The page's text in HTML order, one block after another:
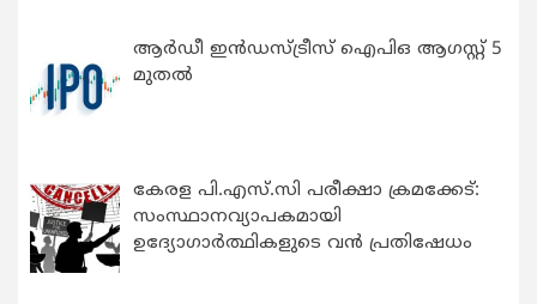
ആർഡീ ഇൻഡസ്ട്രീസ് ഐപിഒ ആഗസ്റ്റ് 5
മുതൽ
കേരള പി.എസ്.സി പരീക്ഷാ ക്രമക്കേട്:
സംസ്ഥാനവ്യാപകമായി
ഉദ്യോഗാര്‍ത്ഥികളുടെ വന്‍ പ്രതിഷേധം